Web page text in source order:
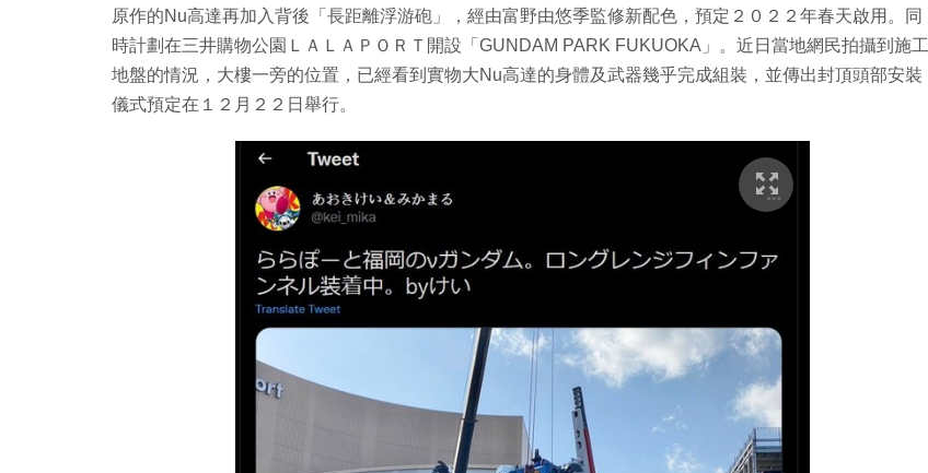
原作的Nu高達再加入背後「長距離浮游砲」，經由富野由悠季監修新配色，預定２０２２年春天啟用。同
時計劃在三井購物公園ＬＡＬＡＰＯＲＴ開設「GUNDAM PARK FUKUOKA」。近日當地網民拍攝到施工
地盤的情況，大樓一旁的位置，已經看到實物大Nu高達的身體及武器幾乎完成組裝，並傳出封頂頭部安裝
儀式預定在１２月２２日舉行。